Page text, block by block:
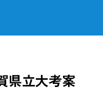
県立大考案